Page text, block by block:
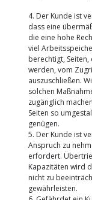
4. Der Kunde ist
dass eine
die eine hohe
viel
berechtigt,
werden, vom
auszuschließen.
solchen
zugänglich
Seiten so
genügen.
5. Der Kunde ist
Anspruch zu
erfordert.
Kapazitäten wird
nicht zu
gewährleisten.